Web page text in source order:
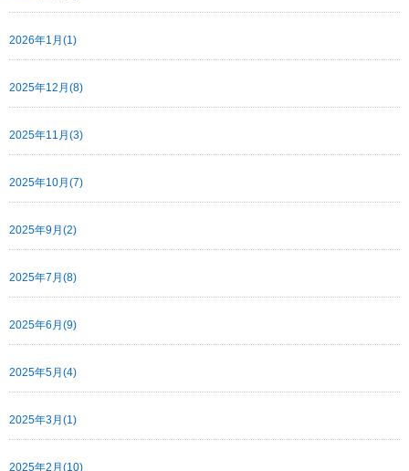
2026年1月(1)
2025年12月(8)
2025年11月(3)
2025年10月(7)
2025年9月(2)
2025年7月(8)
2025年6月(9)
2025年5月(4)
2025年3月(1)
2025年2月(10)